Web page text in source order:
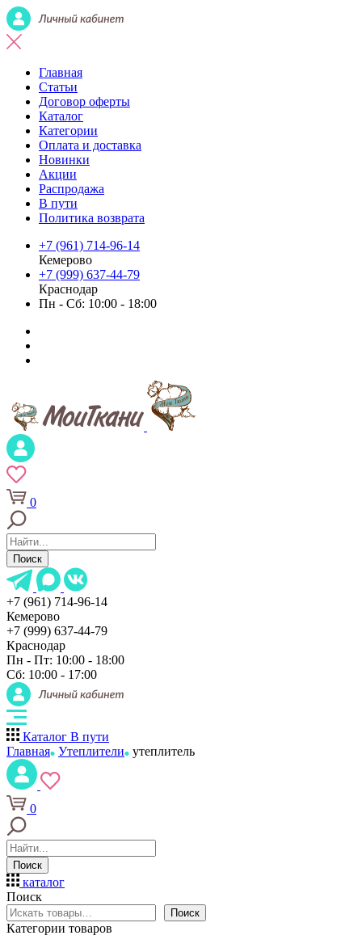
Главная
Статьи
Договор оферты
Каталог
Категории
Оплата и доставка
Новинки
Акции
Распродажа
В пути
Политика возврата
+7 (961) 714-96-14
Кемерово
+7 (999) 637-44-79
Краснодар
Пн - Сб: 10:00 - 18:00
0
Поиск
+7 (961) 714-96-14
Кемерово
+7 (999) 637-44-79
Краснодар
Пн - Пт: 10:00 - 18:00
Сб: 10:00 - 17:00
Каталог В пути
Главная Утеплители утеплитель
0
Поиск
каталог
Поиск
Поиск
Категории товаров